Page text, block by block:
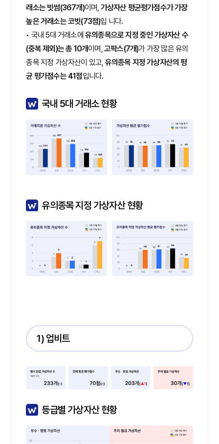
래소는 빗썸(367개)이며, 가상자산 평균평가점수가 가장
높은 거래소는 코빗(73점)입 니다.
• 국내 5대 거래소에 유의종목으로 지정 중인 가상자산 수
(중복 제외)는 총 10개이며,고팍스(7개)가 가장 많은 유의
종목 지정 가상자산이 있고, 유의종목 지정 가상자산의 평
균 평가점수는 41점입니다.
국내 5대 거래소 현황
유의종목 지정 가상자산 현황
1) 업비트
등급별 가상자산 현황